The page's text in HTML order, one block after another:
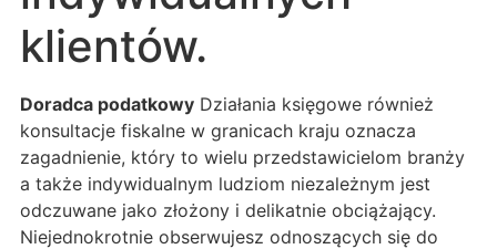
klientów.
Doradca podatkowy Działania księgowe również
konsultacje fiskalne w granicach kraju oznacza
zagadnienie, który to wielu przedstawicielom branży
a także indywidualnym ludziom niezależnym jest
odczuwane jako złożony i delikatnie obciążający.
Niejednokrotnie obserwujesz odnoszących się do